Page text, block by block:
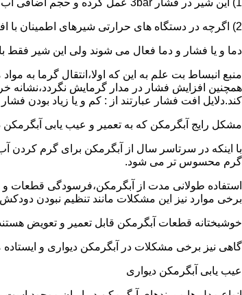
2) اگرچه در دستگاه های حرارتی شیرهای اطمینان با افزایش فشار،
دما و یا فشار و دما فعال می شوند ولی این شیر فقط
منبع انبساط بت علم به این که اولا،انتقال گرما به
همچنین افزایش فشار در مدار گرمایش نگردد،نشانه
کند.دلایل افت فشار عبارتند از : کم و یا زیاد بودن
مشکل رایج آبگرمکن که به تعمیر و عیب یابی آبگرمکن
با اینکه در سرتاسر سال از آبگرمکن برای گرم کردن
گرم محسوس تر می شود.
استفاده طولانی مدت از آبگرمکن،فرسودگی
برخی موارد نیز این مشکلات مانند تنظیم نبودن
خوشبختانه قطعات آبگرمکن قابل تعمیر و تعویض
گاهی نیز برخی مشکلات در آبگرمکن دیواری و
عیب یابی آبگرمکن دیواری